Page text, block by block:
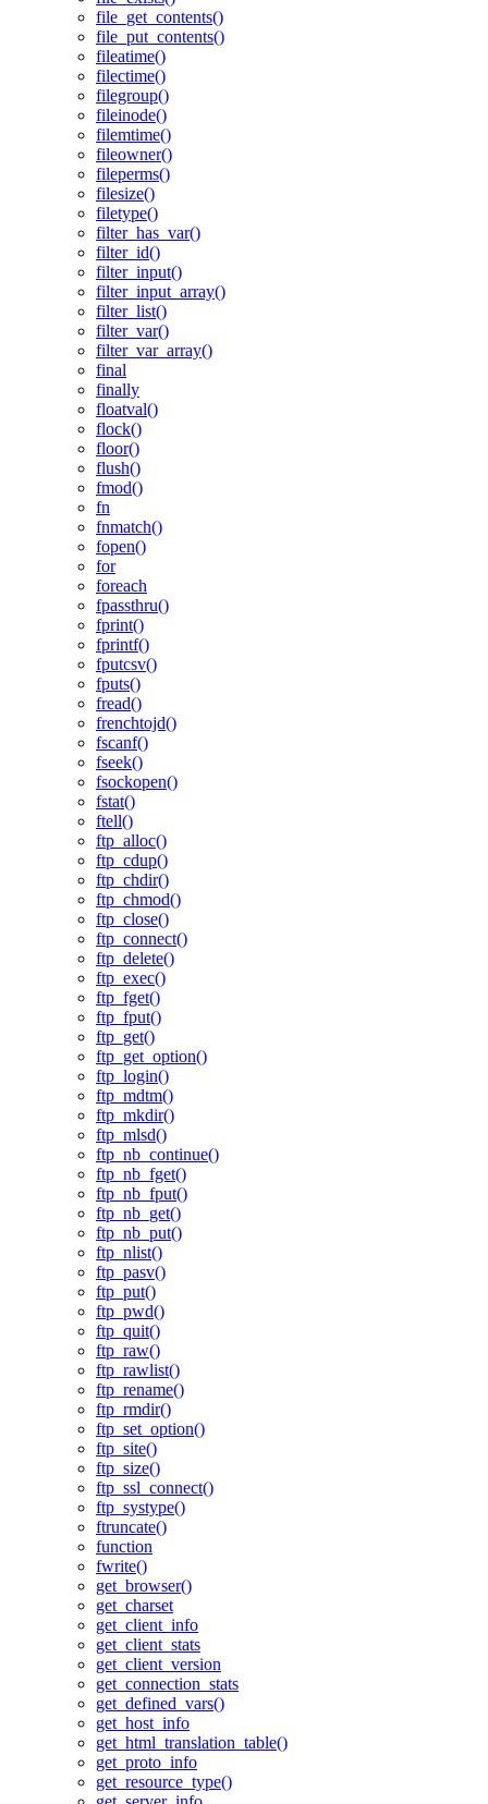
file_get_contents()
file_put_contents()
fileatime()
filectime()
filegroup()
fileinode()
filemtime()
fileowner()
fileperms()
filesize()
filetype()
filter_has_var()
filter_id()
filter_input()
filter_input_array()
filter_list()
filter_var()
filter_var_array()
final
finally
floatval()
flock()
floor()
flush()
fmod()
fn
fnmatch()
fopen()
for
foreach
fpassthru()
fprint()
fprintf()
fputcsv()
fputs()
fread()
frenchtojd()
fscanf()
fseek()
fsockopen()
fstat()
ftell()
ftp_alloc()
ftp_cdup()
ftp_chdir()
ftp_chmod()
ftp_close()
ftp_connect()
ftp_delete()
ftp_exec()
ftp_fget()
ftp_fput()
ftp_get()
ftp_get_option()
ftp_login()
ftp_mdtm()
ftp_mkdir()
ftp_mlsd()
ftp_nb_continue()
ftp_nb_fget()
ftp_nb_fput()
ftp_nb_get()
ftp_nb_put()
ftp_nlist()
ftp_pasv()
ftp_put()
ftp_pwd()
ftp_quit()
ftp_raw()
ftp_rawlist()
ftp_rename()
ftp_rmdir()
ftp_set_option()
ftp_site()
ftp_size()
ftp_ssl_connect()
ftp_systype()
ftruncate()
function
fwrite()
get_browser()
get_charset
get_client_info
get_client_stats
get_client_version
get_connection_stats
get_defined_vars()
get_host_info
get_html_translation_table()
get_proto_info
get_resource_type()